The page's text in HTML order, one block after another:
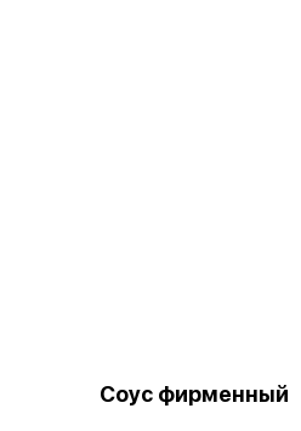
Соус фирменный